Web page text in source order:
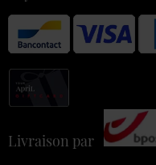
Livraison par